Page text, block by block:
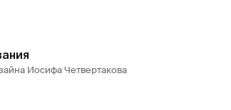
Иосифа Четвертакова